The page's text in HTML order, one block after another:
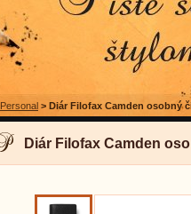
Personal > Diár Filofax Camden osobný
Diár Filofax Camden